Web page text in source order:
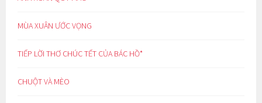
MÙA XUÂN ƯỚC VỌNG
TIẾP LỜI THƠ CHÚC TẾT CỦA BÁC HỒ*
CHUỘT VÀ MÈO